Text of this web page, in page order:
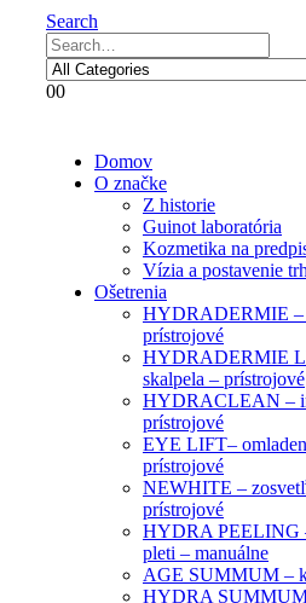
Search
00
Domov
O značke
Z historie
Guinot laboratória
Kozmetika na
Vízia a postavenie
Ošetrenia
HYDRADERMIE –
prístrojové
HYDRADERMIE
skalpela – prístrojové
HYDRACLEAN –
prístrojové
EYE LIFT–
prístrojové
NEWHITE –
prístrojové
HYDRA PEELING
pleti – manuálne
AGE SUMMUM –
HYDRA